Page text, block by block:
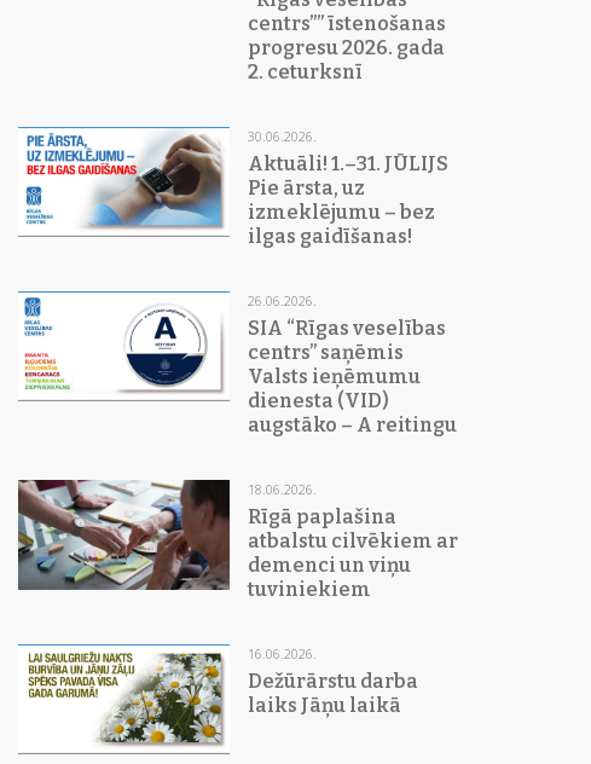
centrs”” īstenošanas
progresu 2026. gada
2. ceturksnī
30.06.2026.
Aktuāli! 1.–31. JŪLIJS
Pie ārsta, uz
izmeklējumu – bez
ilgas gaidīšanas!
26.06.2026.
SIA “Rīgas veselības
centrs” saņēmis
Valsts ieņēmumu
dienesta (VID)
augstāko – A reitingu
18.06.2026.
Rīgā paplašina
atbalstu cilvēkiem ar
demenci un viņu
tuviniekiem
16.06.2026.
Dežūrārstu darba
laiks Jāņu laikā